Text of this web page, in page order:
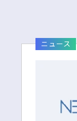
ニュース